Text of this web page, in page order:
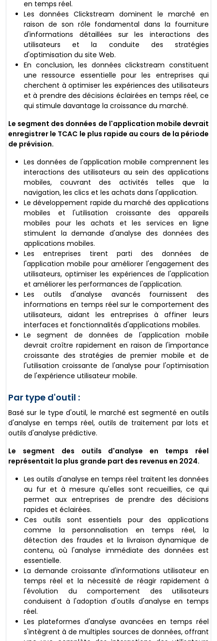
en temps réel.
Les données Clickstream dominent le marché en
raison de son rôle fondamental dans la fourniture
d'informations détaillées sur les interactions des
utilisateurs et la conduite des stratégies
d'optimisation du site Web.
En conclusion, les données clickstream constituent
une ressource essentielle pour les entreprises qui
cherchent à optimiser les expériences des utilisateurs
et à prendre des décisions éclairées en temps réel, ce
qui stimule davantage la croissance du marché.
Le segment des données de l'application mobile devrait
enregistrer le TCAC le plus rapide au cours de la période
de prévision.
Les données de l'application mobile comprennent les
interactions des utilisateurs au sein des applications
mobiles, couvrant des activités telles que la
navigation, les clics et les achats dans l'application.
Le développement rapide du marché des applications
mobiles et l'utilisation croissante des appareils
mobiles pour les achats et les services en ligne
stimulent la demande d'analyse des données des
applications mobiles.
Les entreprises tirent parti des données de
l'application mobile pour améliorer l'engagement des
utilisateurs, optimiser les expériences de l'application
et améliorer les performances de l'application.
Les outils d'analyse avancés fournissent des
informations en temps réel sur le comportement des
utilisateurs, aidant les entreprises à affiner leurs
interfaces et fonctionnalités d'applications mobiles.
Le segment de données de l'application mobile
devrait croître rapidement en raison de l'importance
croissante des stratégies de premier mobile et de
l'utilisation croissante de l'analyse pour l'optimisation
de l'expérience utilisateur mobile.
Par type d'outil :
Basé sur le type d'outil, le marché est segmenté en outils
d'analyse en temps réel, outils de traitement par lots et
outils d'analyse prédictive.
Le segment des outils d'analyse en temps réel
représentait la plus grande part des revenus en 2024.
Les outils d'analyse en temps réel traitent les données
au fur et à mesure qu'elles sont recueillies, ce qui
permet aux entreprises de prendre des décisions
rapides et éclairées.
Ces outils sont essentiels pour des applications
comme la personnalisation en temps réel, la
détection des fraudes et la livraison dynamique de
contenu, où l'analyse immédiate des données est
essentielle.
La demande croissante d'informations utilisateur en
temps réel et la nécessité de réagir rapidement à
l'évolution du comportement des utilisateurs
conduisent à l'adoption d'outils d'analyse en temps
réel.
Les plateformes d'analyse avancées en temps réel
s'intègrent à de multiples sources de données, offrant